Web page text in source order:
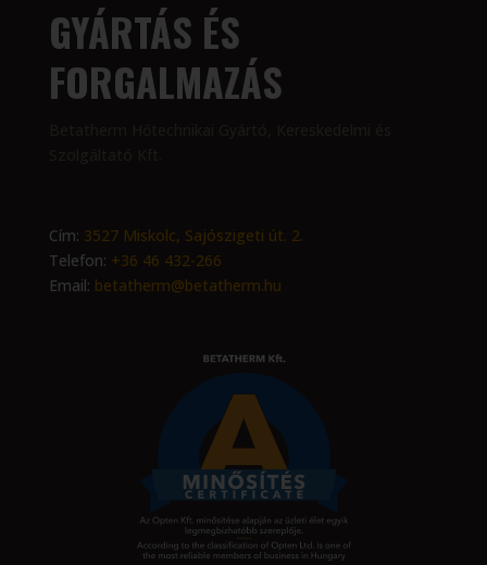
GYÁRTÁS ÉS
FORGALMAZÁS
Cím: 3527 Miskolc, Sajószigeti út. 2.
Telefon: +36 46 432-266
Email: betatherm@betatherm.hu